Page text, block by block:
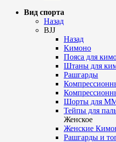
Вид спорта
Назад
BJJ
Назад
Кимоно
Пояса для
Штаны для
Рашгарды
Шорты для
Тейпы для
Женское
Женские
Рашгарды и